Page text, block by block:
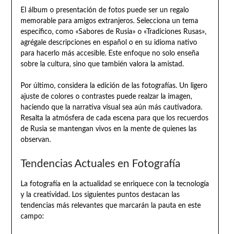
El álbum o presentación de fotos puede ser un regalo
memorable para amigos extranjeros. Selecciona un tema
específico, como «Sabores de Rusia» o «Tradiciones Rusas»,
agrégale descripciones en español o en su idioma nativo
para hacerlo más accesible. Este enfoque no solo enseña
sobre la cultura, sino que también valora la amistad.
Por último, considera la edición de las fotografías. Un ligero
ajuste de colores o contrastes puede realzar la imagen,
haciendo que la narrativa visual sea aún más cautivadora.
Resalta la atmósfera de cada escena para que los recuerdos
de Rusia se mantengan vivos en la mente de quienes las
observan.
Tendencias Actuales en Fotografía
La fotografía en la actualidad se enriquece con la tecnología
y la creatividad. Los siguientes puntos destacan las
tendencias más relevantes que marcarán la pauta en este
campo: